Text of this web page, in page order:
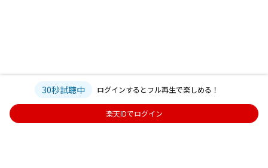
30秒試聴中 ログインするとフル再生で楽しめる！
楽天IDでログイン